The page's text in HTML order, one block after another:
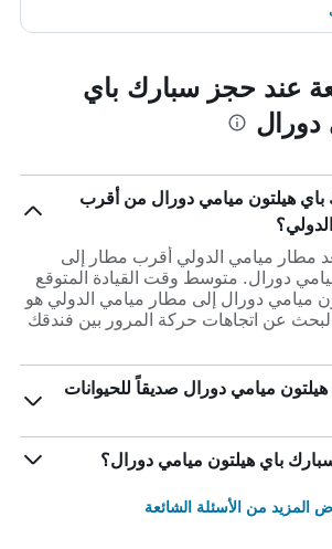
عند حجز سبارك باي
دورال
هيلتون ميامي دورال من أقرب
كم ، يعد مطار ميامي الدولي أقرب مطار إلى
دورال. متوسط وقت القيادة المتوقع
ميامي دورال إلى مطار ميامي الدولي هو
البحث عن اتجاهات حركة المرور بين فندقك
ميامي دورال صديقاً للحيوانات
باي هيلتون ميامي دورال؟
المزيد من الأسئلة الشائعة